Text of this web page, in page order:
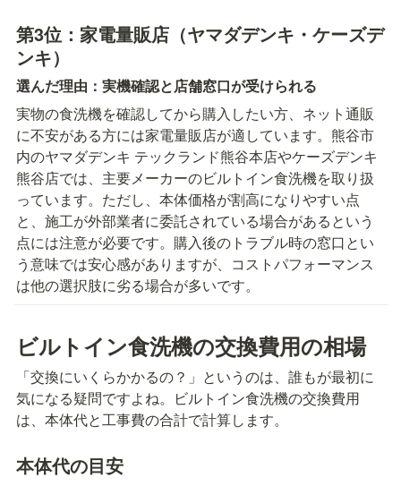
第3位：家電量販店（ヤマダデンキ・ケーズデ
ンキ）
選んだ理由：実機確認と店舗窓口が受けられる
実物の食洗機を確認してから購入したい方、ネット通販
に不安がある方には家電量販店が適しています。熊谷市
内のヤマダデンキ テックランド熊谷本店やケーズデンキ
熊谷店では、主要メーカーのビルトイン食洗機を取り扱
っています。ただし、本体価格が割高になりやすい点
と、施工が外部業者に委託されている場合があるという
点には注意が必要です。購入後のトラブル時の窓口とい
う意味では安心感がありますが、コストパフォーマンス
は他の選択肢に劣る場合が多いです。
ビルトイン食洗機の交換費用の相場
「交換にいくらかかるの？」というのは、誰もが最初に
気になる疑問ですよね。ビルトイン食洗機の交換費用
は、本体代と工事費の合計で計算します。
本体代の目安